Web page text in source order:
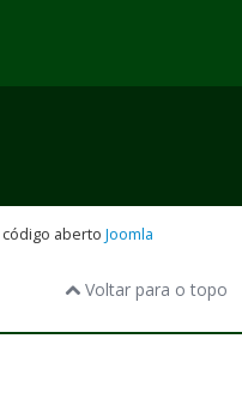
aberto Joomla
Voltar para o topo